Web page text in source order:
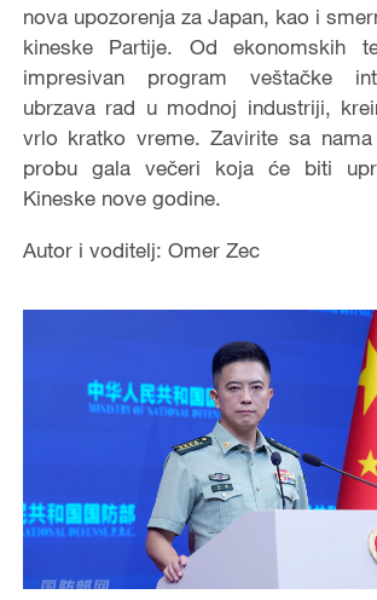
nova upozorenja za Japan, kao i
kineske Partije. Od ekonomskih
impresivan program veštačke
ubrzava rad u modnoj industriji,
vrlo kratko vreme. Zavirite sa
probu gala večeri koja će biti
Kineske nove godine.
Autor i voditelj: Omer Zec